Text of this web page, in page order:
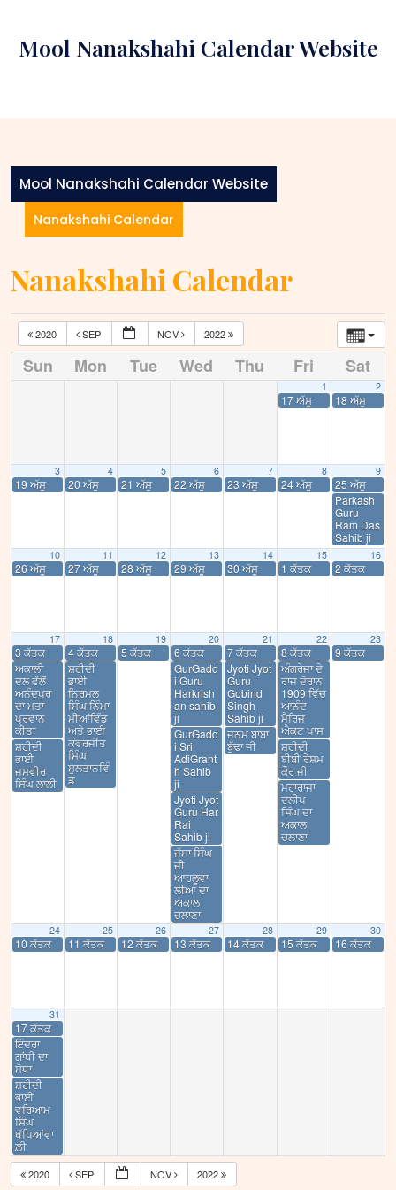
contentMool Nanakshahi Calendar Website
Mool Nanakshahi Calendar Website
Nanakshahi Calendar
Nanakshahi Calendar
2020 SEP NOV 2022
Sun Mon Tue Wed Thu Fri Sat
1
17 ਅੱਸੂ
2
18 ਅੱਸੂ
3
19 ਅੱਸੂ
4
20 ਅੱਸੂ
5
21 ਅੱਸੂ
6
22 ਅੱਸੂ
7
23 ਅੱਸੂ
8
24 ਅੱਸੂ
9
25 ਅੱਸੂ
Parkash
Guru
Ram Das
Sahib ji
10
26 ਅੱਸੂ
11
27 ਅੱਸੂ
12
28 ਅੱਸੂ
13
29 ਅੱਸੂ
14
30 ਅੱਸੂ
15
1 ਕੱਤਕ
16
2 ਕੱਤਕ
17
3 ਕੱਤਕ
ਅਕਾਲੀ
ਦਲ ਵੱਲੋਂ
ਅਨੰਦਪੁਰ
ਦਾ ਮਤਾ
ਪ੍ਰਵਾਨ
ਕੀਤਾ
ਸ਼ਹੀਦੀ
ਭਾਈ
ਜਸਵੀਰ
ਸਿੰਘ ਲਾਲੀ
18
4 ਕੱਤਕ
ਸ਼ਹੀਦੀ
ਭਾਈ
ਨਿਰਮਲ
ਸਿੰਘ ਨਿੰਮਾ
ਮੀਆਂਵਿੰਡ
ਅਤੇ ਭਾਈ
ਕੰਵਰਜੀਤ
ਸਿੰਘ
ਸੁਲਤਾਨਵਿੰ
ਡ
19
5 ਕੱਤਕ
20
6 ਕੱਤਕ
GurGadd
i Guru
Harkrish
an sahib
ji
GurGadd
i Sri
AdiGrant
h Sahib
ji
Jyoti Jyot
Guru Har
Rai
Sahib ji
ਜੱਸਾ ਸਿੰਘ
ਜੀ
ਆਹਲੂਵਾ
ਲੀਆ ਦਾ
ਅਕਾਲ
ਚਲਾਣਾ
21
7 ਕੱਤਕ
Jyoti Jyot
Guru
Gobind
Singh
Sahib ji
ਜਨਮ ਬਾਬਾ
ਬੁੱਢਾ ਜੀ
22
8 ਕੱਤਕ
ਅੰਗਰੇਜਾ ਦੇ
ਰਾਜ ਦੋਰਾਨ
1909 ਵਿੱਚ
ਆਨੰਦ
ਮੈਰਿਜ
ਐਕਟ ਪਾਸ
ਸ਼ਹੀਦੀ
ਬੀਬੀ ਰੇਸ਼ਮ
ਕੌਰ ਜੀ
ਮਹਾਰਾਜਾ
ਦਲੀਪ
ਸਿੰਘ ਦਾ
ਅਕਾਲ
ਚਲਾਣਾ
23
9 ਕੱਤਕ
24
10 ਕੱਤਕ
25
11 ਕੱਤਕ
26
12 ਕੱਤਕ
27
13 ਕੱਤਕ
28
14 ਕੱਤਕ
29
15 ਕੱਤਕ
30
16 ਕੱਤਕ
31
17 ਕੱਤਕ
ਇੰਦਰਾ
ਗਾਂਧੀ ਦਾ
ਸੋਧਾ
ਸ਼ਹੀਦੀ
ਭਾਈ
ਵਰਿਆਮ
ਸਿੰਘ
ਖੱਪਿਆਂਵਾ
ਲ਼ੀ
2020 SEP NOV 2022